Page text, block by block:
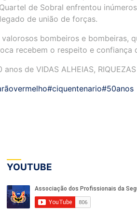
de Sobral enfrentou
de união de forças.
bombeiros e bombeiras,
recebem o respeito e confiança
de VIDAS ALHEIAS, RIQUEZAS
#ciquentenario#50anos
YOUTUBE